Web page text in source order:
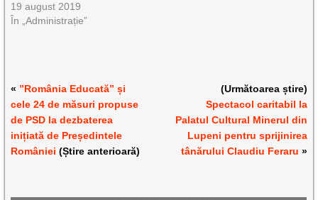
19 august 2019
În „Administrație”
« ”România Educată” și
cele 24 de măsuri propuse
de PSD la dezbaterea
inițiată de Președintele
României (Știre anterioară)
(Următoarea știre)
Spectacol caritabil la
Palatul Cultural Minerul din
Lupeni pentru sprijinirea
tânărului Claudiu Feraru »